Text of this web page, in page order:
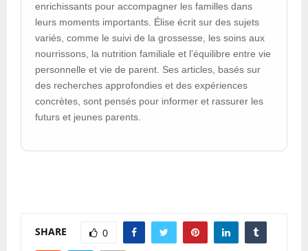
enrichissants pour accompagner les familles dans
leurs moments importants. Élise écrit sur des sujets
variés, comme le suivi de la grossesse, les soins aux
nourrissons, la nutrition familiale et l’équilibre entre vie
personnelle et vie de parent. Ses articles, basés sur
des recherches approfondies et des expériences
concrètes, sont pensés pour informer et rassurer les
futurs et jeunes parents.
SHARE 0